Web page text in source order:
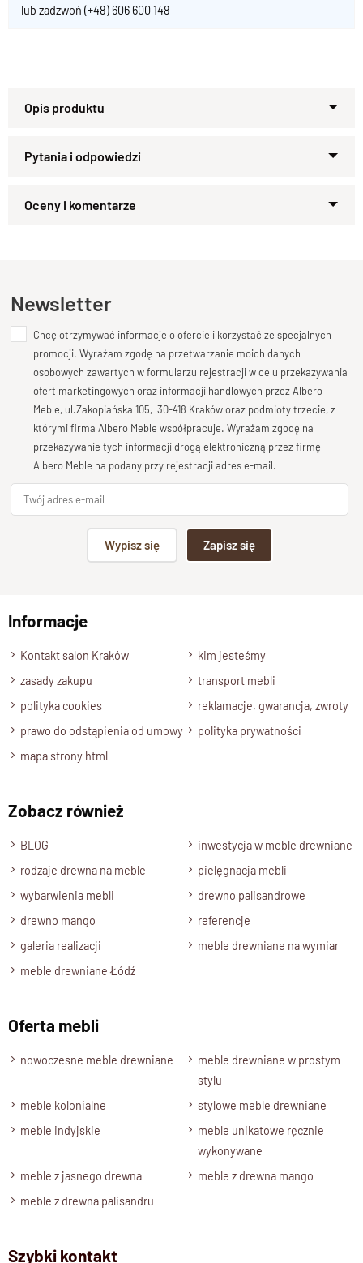
lub zadzwoń (+48) 606 600 148
arcydzieło ręcznego
nóżkami oraz misternie wykonanymi
podzielone wnętrze. Jedna sekcja wyposażona jest w
wyjmowane półki , idealne do przechowywania różnorodnych
rzeczy osobistego użytku, natomiast druga sekcja zawiera
solidnystalowy reling na ubrania wiszące.
Wszystkie elementy szafy są w 100% wykonane zlitego
drewna palisandrowego, co gwarantuje trwałość i
wytrzymałość. Dostępna w trzech eleganckichkolorach:
brąz, ciemny brązoraz naturalny, ta szafa stanowi doskonałe
Specyfikacja techniczna produktu
Drewno 100% Palisander Indyjski
Styl
Kolekcja ALBERO
, meble stylowe i tradycyjne
Szerokość
140 cm ( możliwa zmiana szerokości od 140-160 cm. max)
195 cm ( możliwa zmiana wysokości )
60 cm ( możliwa zmiana głębokości )
Wybarwienia-Opcje
Palisander : brąz, ciemny brąz, naturalny, Mango: naturalne
Stan produktu
wolnostojąca , zmontowana
Szafa na Zamówienie
oraz wycena dostosowane są do indywidualnych potrzeb
klientów.
Zapytaj o produkt
Dodaj opinię o produkcie
Twoja ocena
Bardzo dobry
Twoja opinia o produkcie
Podpis
Wyślij opinię
Newsletter
Chcę otrzymywać informacje o ofercie i korzystać ze specjalnych
promocji. Wyrażam zgodę na przetwarzanie moich danych
osobowych zawartych w formularzu rejestracji w celu przekazywania
ofert marketingowych oraz informacji handlowych przez Albero
Meble, ul.Zakopiańska 105, 30-418 Kraków oraz podmioty trzecie, z
którymi firma Albero Meble współpracuje. Wyrażam zgodę na
przekazywanie tych informacji drogą elektroniczną przez firmę
Albero Meble na podany przy rejestracji adres e-mail.
Wypisz się Zapisz się
Informacje
Kontakt salon Kraków
kim jesteśmy
zasady zakupu
transport mebli
polityka cookies
reklamacje, gwarancja, zwroty
prawo do odstąpienia od umowy
polityka prywatności
mapa strony html
Zobacz również
BLOG
inwestycja w meble drewniane
rodzaje drewna na meble
pielęgnacja mebli
wybarwienia mebli
drewno palisandrowe
drewno mango
referencje
galeria realizacji
meble drewniane na wymiar
meble drewniane Łódź
Oferta mebli
nowoczesne meble drewniane
meble drewniane w prostym
stylu
meble kolonialne
stylowe meble drewniane
meble indyjskie
meble unikatowe ręcznie
wykonywane
meble z jasnego drewna
meble z drewna mango
meble z drewna palisandru
Szybki kontakt